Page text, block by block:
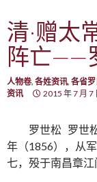
清·赠太
阵亡——
人物卷, 各姓资讯, 各省
资讯
2015 年 7 月 7
罗世松 罗世
年（1856），从
七，殁于南昌章